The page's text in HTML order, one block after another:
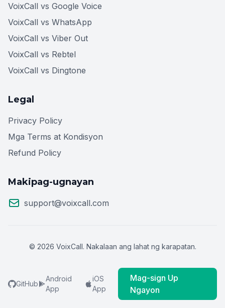
VoixCall vs Google Voice
VoixCall vs WhatsApp
VoixCall vs Viber Out
VoixCall vs Rebtel
VoixCall vs Dingtone
Legal
Privacy Policy
Mga Terms at Kondisyon
Refund Policy
Makipag-ugnayan
support@voixcall.com
© 2026 VoixCall. Nakalaan ang lahat ng karapatan.
GitHub
Android
App
iOS
App
Mag-sign Up
Ngayon